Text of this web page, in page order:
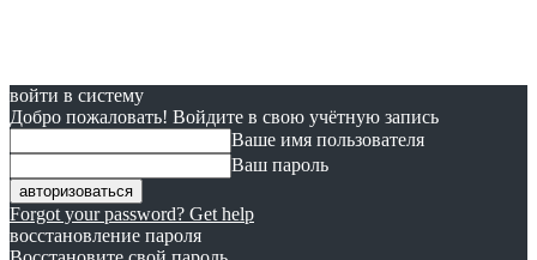
войти в систему
Добро пожаловать! Войдите в свою учётную запись
Ваше имя пользователя
Ваш пароль
Forgot your password? Get help
восстановление пароля